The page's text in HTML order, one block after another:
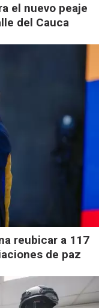
el nuevo peaje
del Cauca
reubicar a 117
de paz